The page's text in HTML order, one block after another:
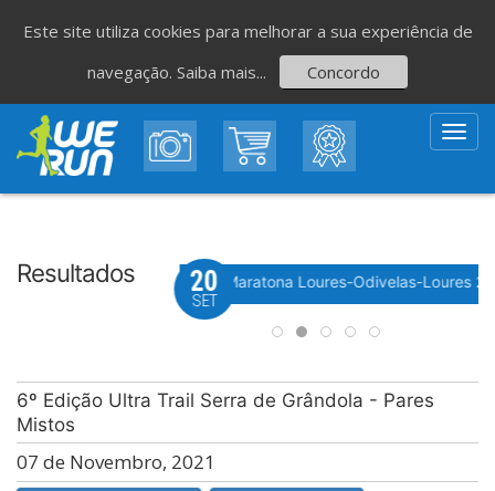
Resultados
do Avante! 2026 Meia Maratona Loures-Odivelas-Loures
20
SET
6º Edição Ultra Trail Serra de Grândola - Pares
Mistos
07 de Novembro, 2021
Este site utiliza cookies para melhorar a sua experiência de
navegação. Saiba mais... Concordo